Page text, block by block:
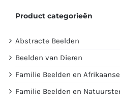
Product categorieën
Abstracte Beelden
Beelden van Dieren
Familie Beelden en
Familie Beelden en